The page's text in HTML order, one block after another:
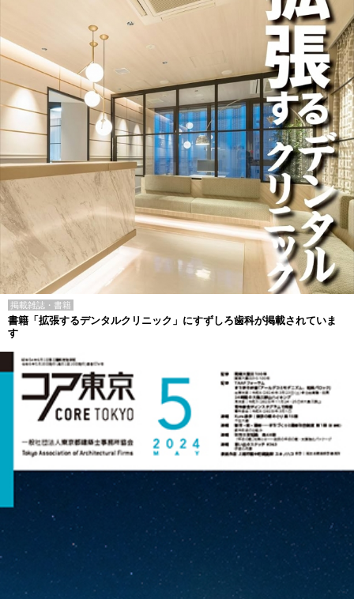
掲載雑誌・書籍
書籍「拡張するデンタルクリニック」にすずしろ歯科が掲載されていま
す